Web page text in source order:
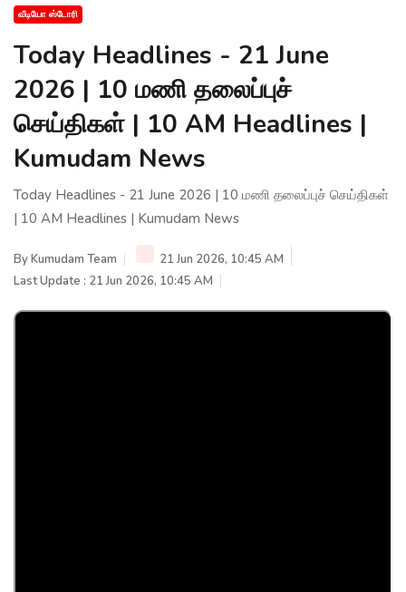
வீடியோ ஸ்டோரி
Today Headlines - 21 June
2026 | 10 மணி தலைப்புச்
செய்திகள் | 10 AM Headlines |
Kumudam News
Today Headlines - 21 June 2026 | 10 மணி தலைப்புச் செய்திகள்
| 10 AM Headlines | Kumudam News
ByKumudam Team
21 Jun 2026, 10:45 AM
Last Update : 21 Jun 2026, 10:45 AM